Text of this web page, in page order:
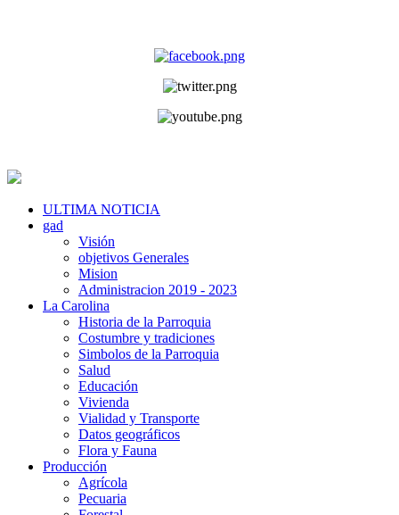
ULTIMA NOTICIA
gad
Visión
objetivos Generales
Mision
Administracion 2019 - 2023
La Carolina
Historia de la Parroquia
Costumbre y tradiciones
Simbolos de la Parroquia
Salud
Educación
Vivienda
Vialidad y Transporte
Datos geográficos
Flora y Fauna
Producción
Agrícola
Pecuaria